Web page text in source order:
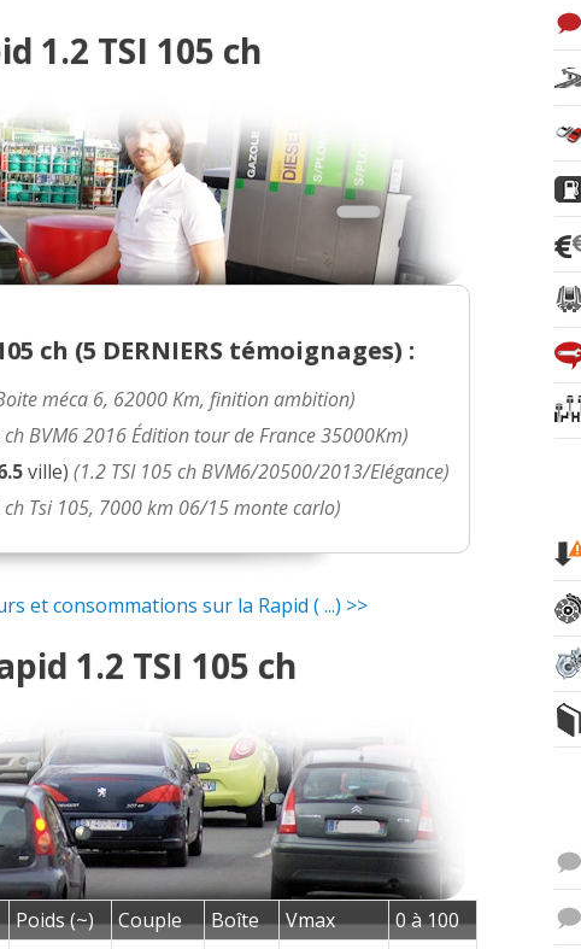
1.2 TSI 105 ch
ch (5 DERNIERS témoignages) :
méca 6, 62000 Km, finition ambition)
ch BVM6 2016 Édition tour de France 35000Km)
ville)(1.2 TSI 105 ch BVM6/20500/2013/Elégance)
ch Tsi 105, 7000 km 06/15 monte carlo)
et consommations sur la Rapid ( ...) >>
1.2 TSI 105 ch
Poids (~) Couple Boîte Vmax
0 à 100